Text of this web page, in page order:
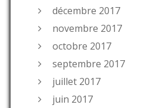
décembre 2017
novembre 2017
octobre 2017
septembre 2017
juillet 2017
juin 2017